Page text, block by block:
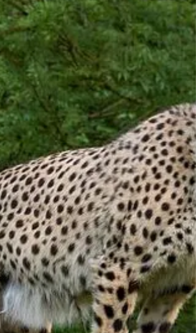
Coco festeggia con 58 candeline
Oggi dobbiamo fare gli auguri a Coco che
compie 58 anni diventando la scimpanzè più
longeva d’Europa! I festeggiamenti si sono
tenuti...